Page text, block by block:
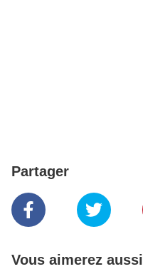
Partager
Vous aimerez aussi